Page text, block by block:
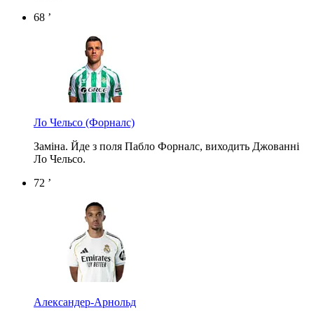
68 ’
Ло Чельсо (Форналс)
Заміна. Йде з поля Пабло Форналс, виходить Джованні
Ло Чельсо.
72 ’
Александер-Арнольд